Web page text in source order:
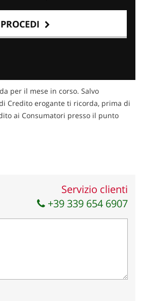
PROCEDI
per il mese in corso. Salvo
Credito erogante ti ricorda, prima di
ai Consumatori presso il punto
Servizio clienti
+39 339 654 6907